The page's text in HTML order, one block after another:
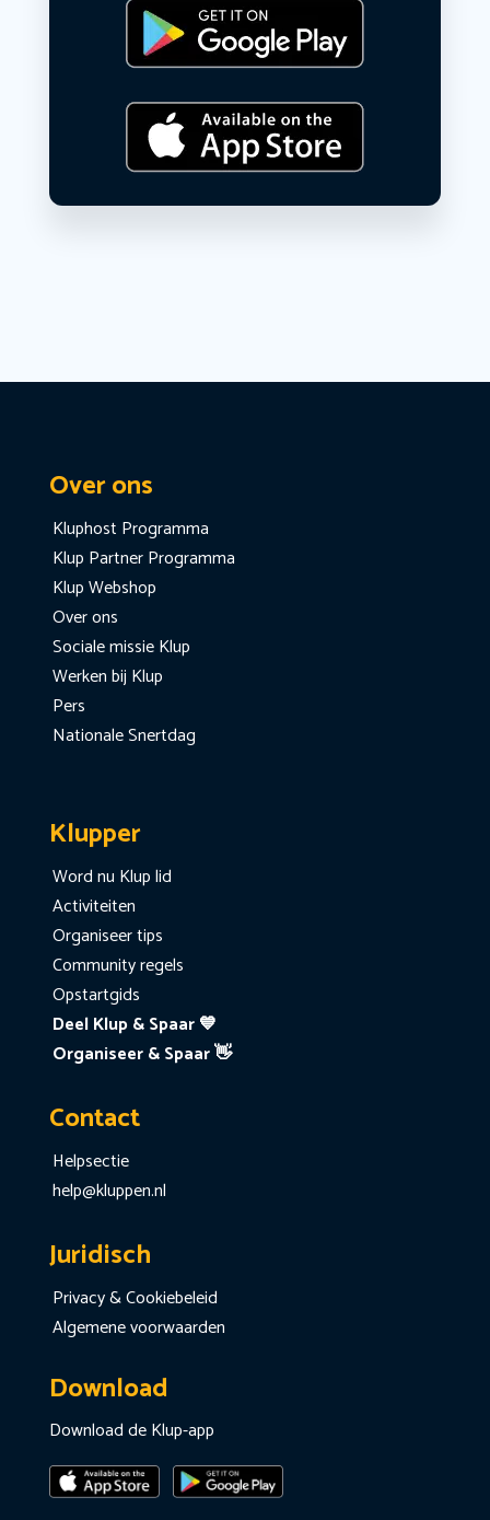
Over ons
Kluphost Programma
Klup Partner Programma
Klup Webshop
Over ons
Sociale missie Klup
Werken bij Klup
Pers
Nationale Snertdag
Klupper
Word nu Klup lid
Activiteiten
Organiseer tips
Community regels
Opstartgids
Deel Klup & Spaar 💙
Organiseer & Spaar 👋
Contact
Helpsectie
help@kluppen.nl
Juridisch
Privacy & Cookiebeleid
Algemene voorwaarden
Download
Download de Klup-app